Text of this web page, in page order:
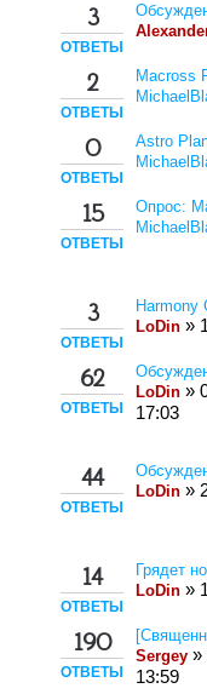
3
ОТВЕТЫ
2
ОТВЕТЫ
Macross
0
ОТВЕТЫ
Astro
15
ОТВЕТЫ
Опрос:
3
ОТВЕТЫ
Harmony
LoDin »
62
ОТВЕТЫ
LoDin »
17:03
44
ОТВЕТЫ
LoDin »
14
ОТВЕТЫ
Грядет
LoDin »
190
ОТВЕТЫ
Sergey »
13:59